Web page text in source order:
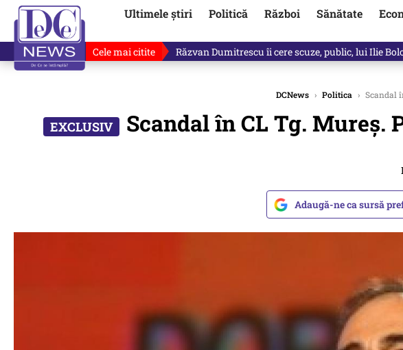
Ultimele știri Politică Război Sănătate
Cele mai citite Răzvan Dumitrescu îi cere scuze, public, lui Ilie
DCNews › Politica › Scandal
Scandal în CL Tg. Mureș.
Adaugă-ne ca sursă